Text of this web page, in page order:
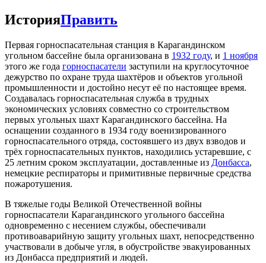
ИсторияПравить
Первая горноспасательная станция в Карагандинском
угольном бассейне была организована в 1932 году, и 1 ноября
этого же года горноспасатели заступили на круглосуточное
дежурство по охране труда шахтёров и объектов угольной
промышленности и достойно несут её по настоящее время.
Создавалась горноспасательная служба в трудных
экономических условиях совместно со строительством
первых угольных шахт Карагандинского бассейна. На
оснащении созданного в 1934 году военизированного
горноспасательного отряда, состоявшего из двух взводов и
трёх горноспасательных пунктов, находились устаревшие, с
25 летним сроком эксплуатации, доставленные из Донбасса,
немецкие респираторы и примитивные первичные средства
пожаротушения.
В тяжелые годы Великой Отечественной войны
горноспасатели Карагандинского угольного бассейна
одновременно с несением службы, обеспечивали
противоаварийную защиту угольных шахт, непосредственно
участвовали в добыче угля, в обустройстве эвакуированных
из Донбасса предприятий и людей.